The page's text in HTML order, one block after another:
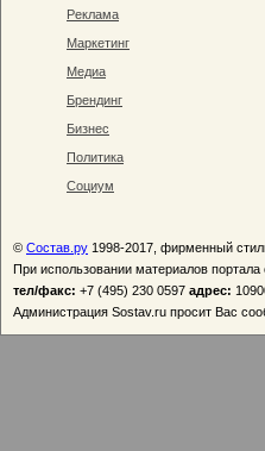
Реклама
Маркетинг
Медиа
Брендинг
Бизнес
Политика
Социум
© Состав.ру 1998-2017, фирменный
При использовании материалов
тел/факс: +7 (495) 230 0597 адрес:
Администрация Sostav.ru просит Вас